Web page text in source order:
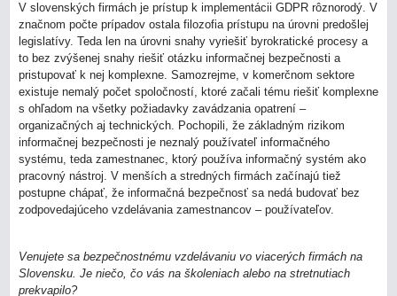
V slovenských firmách je prístup k implementácii GDPR rôznorodý. V
značnom počte prípadov ostala filozofia prístupu na úrovni predošlej
legislatívy. Teda len na úrovni snahy vyriešiť byrokratické procesy a
to bez zvýšenej snahy riešiť otázku informačnej bezpečnosti a
pristupovať k nej komplexne. Samozrejme, v komerčnom sektore
existuje nemalý počet spoločností, ktoré začali tému riešiť komplexne
s ohľadom na všetky požiadavky zavádzania opatrení –
organizačných aj technických. Pochopili, že základným rizikom
informačnej bezpečnosti je neznalý používateľ informačného
systému, teda zamestnanec, ktorý používa informačný systém ako
pracovný nástroj. V menších a stredných firmách začínajú tiež
postupne chápať, že informačná bezpečnosť sa nedá budovať bez
zodpovedajúceho vzdelávania zamestnancov – používateľov.
Venujete sa bezpečnostnému vzdelávaniu vo viacerých firmách na
Slovensku. Je niečo, čo vás na školeniach alebo na stretnutiach
prekvapilo?